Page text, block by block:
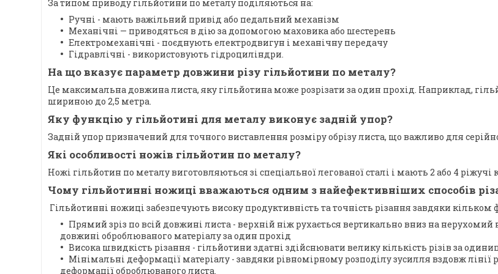
За типом приводу гільйотини по металу поділяються на:
Ручні - мають важільний привід або педальний механізм
Механічні — приводяться в дію за допомогою маховика або шестерень
Електромеханічні - поєднують електродвигун і механічну передачу
Гідравлічні - використовують гідроциліндри.
На що вказує параметр довжини різу гільйотини по металу?
Це максимальна довжина листа, яку гільйотина може розрізати за один прохід. Наприклад,
шириною до 2,5 метра.
Яку функцію у гільйотині для металу виконує задній упор?
Задній упор призначений для точного виставлення розміру обрізу листа, що важливо для
Які особливості ножів гільйотин по металу?
Ножі гільйотин по металу виготовляються зі спеціальної легованої сталі і мають 2 або 4
Чому гільйотинні ножиці вважаються одним з найефективніших способів
Гільйотинні ножиці забезпечують високу продуктивність та точність різання завдяки кільком
Прямий зріз по всій довжині листа - верхній ніж рухається вертикально вниз на
довжині оброблюваного матеріалу за один прохід
Висока швидкість різання - гільйотини здатні здійснювати велику кількість різів за
Мінімальні деформації матеріалу - завдяки рівномірному розподілу зусилля вздовж
деформації оброблюваного листа.